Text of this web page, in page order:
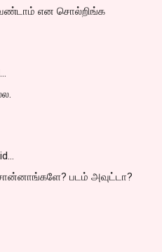
என சொல்றிங்க
படம் அவுட்டா?